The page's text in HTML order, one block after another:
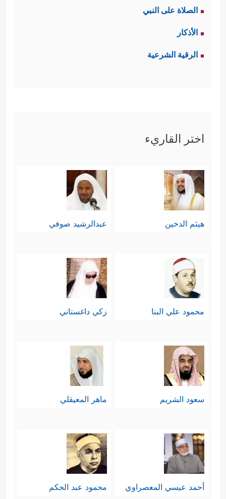
الصلاة على النبي
الأذكار
الرقية الشرعية
اختر القاريء
هيثم الدخين عبدالرشيد صوفي
محمود علي البنا زكي داغستاني
سعود الشريم ماهر المعيقلي
أحمد عيسي المعصراوي محمود عبد الحكم